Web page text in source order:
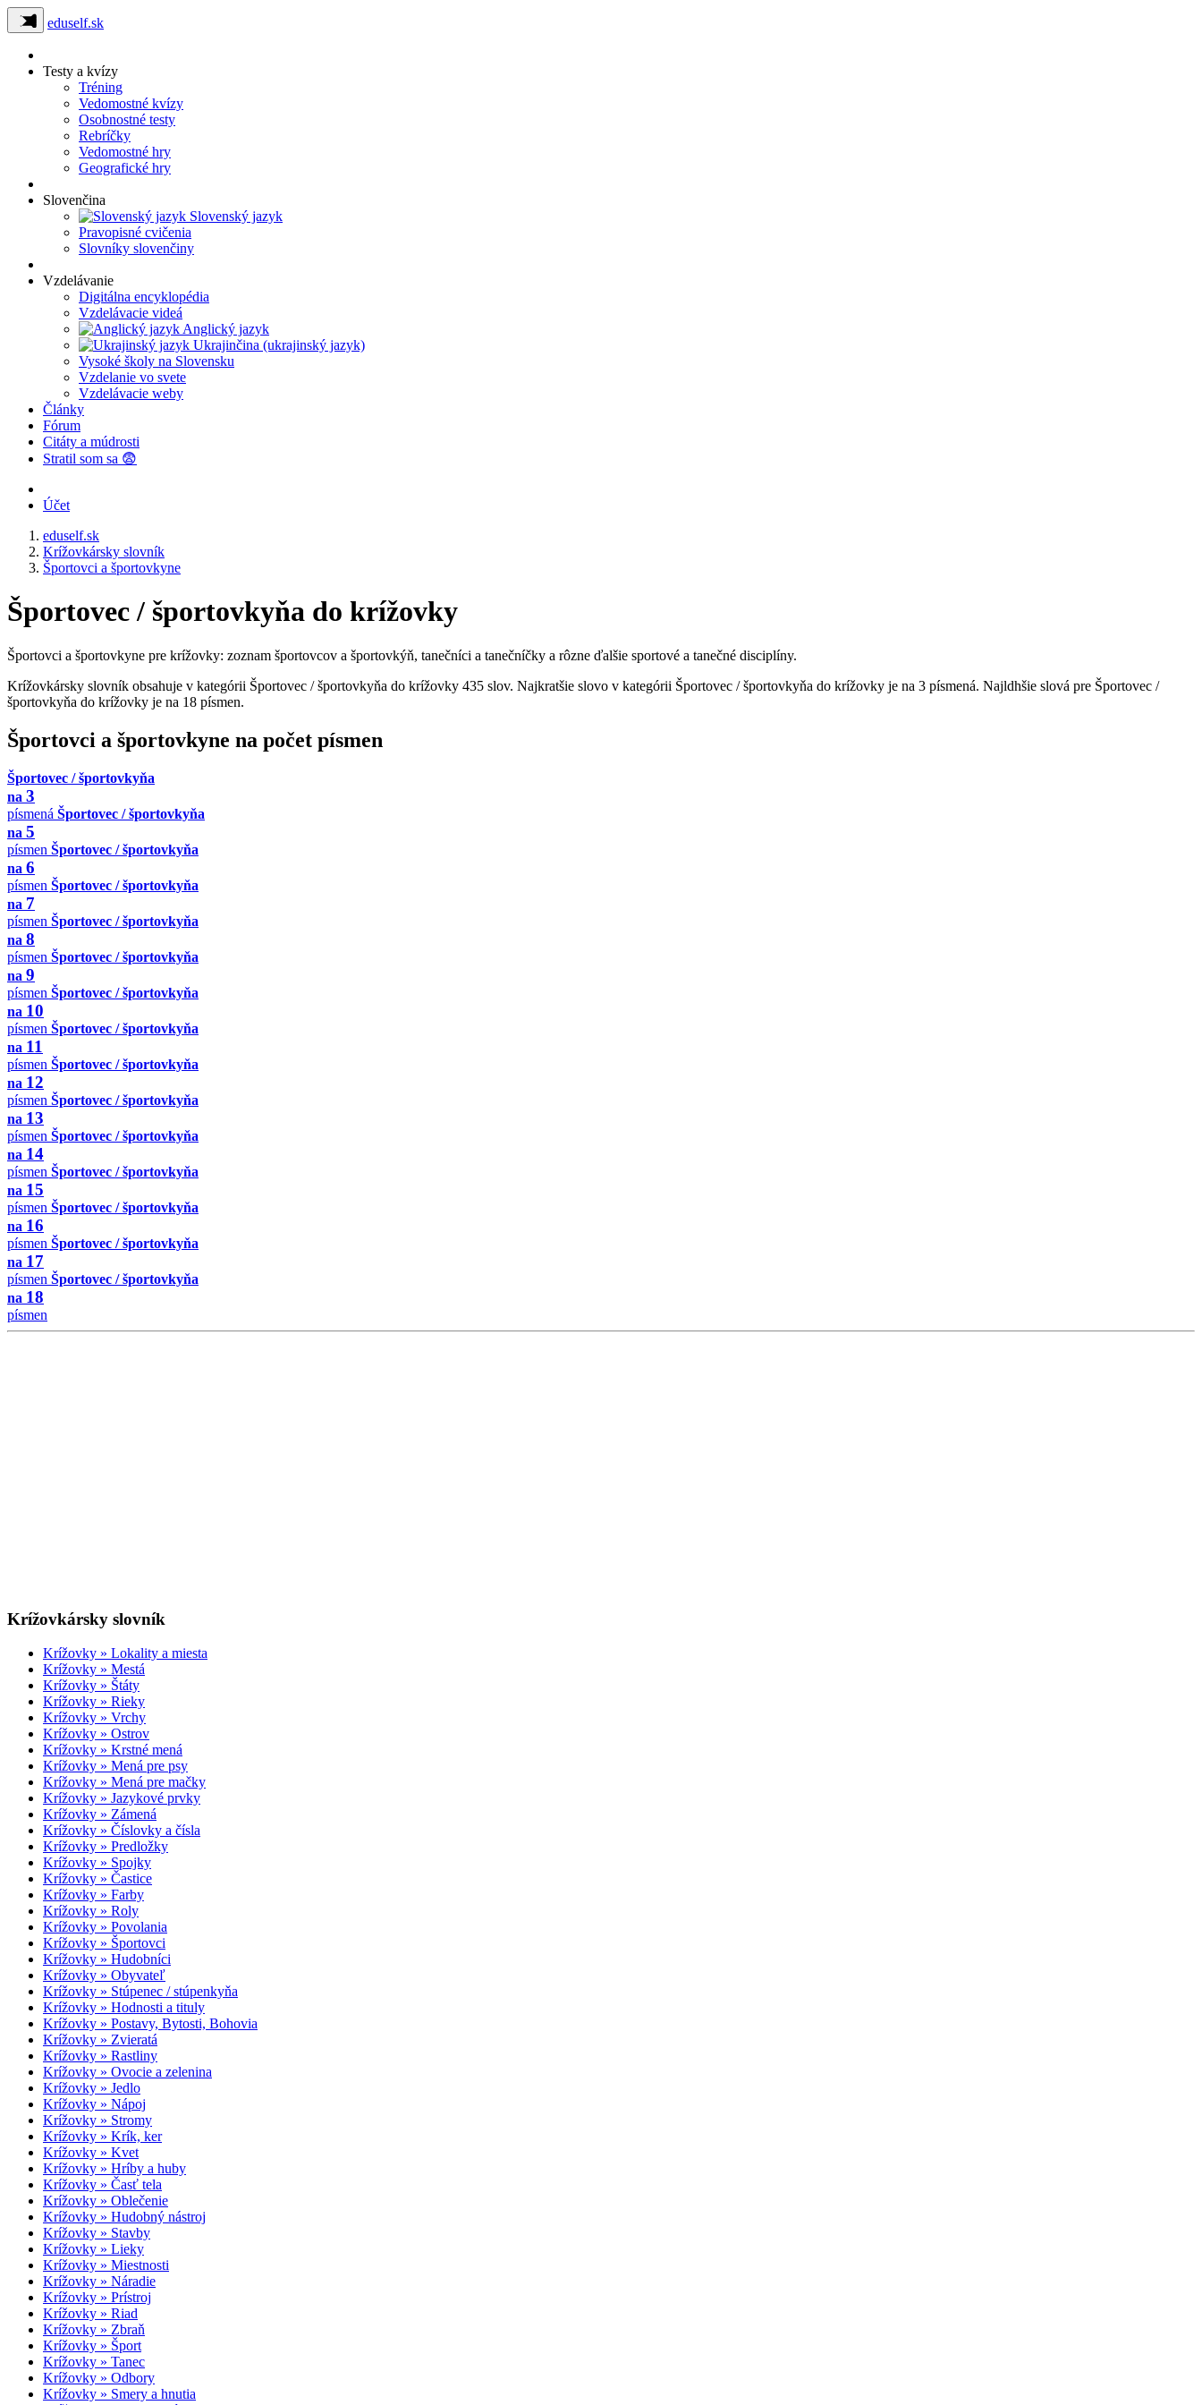
eduself.sk
Testy a kvízy
Tréning
Vedomostné kvízy
Osobnostné testy
Rebríčky
Vedomostné hry
Geografické hry
Slovenčina
Slovenský jazyk
Pravopisné cvičenia
Slovníky slovenčiny
Vzdelávanie
Digitálna encyklopédia
Vzdelávacie videá
Anglický jazyk
Ukrajinčina (ukrajinský jazyk)
Vysoké školy na Slovensku
Vzdelanie vo svete
Vzdelávacie weby
Články
Fórum
Citáty a múdrosti
Stratil som sa 😨
Účet
eduself.sk
Krížovkársky slovník
Športovci a športovkyne
Športovec / športovkyňa do krížovky
Športovci a športovkyne pre krížovky: zoznam športovcov a športovkýň, tanečníci a tanečníčky a rôzne ďalšie sportové a tanečné disciplíny.
Krížovkársky slovník obsahuje v kategórii Športovec / športovkyňa do krížovky 435 slov. Najkratšie slovo v kategórii Športovec / športovkyňa do krížovky je na 3 písmená. Najldhšie slová pre Športovec /
športovkyňa do krížovky je na 18 písmen.
Športovci a športovkyne na počet písmen
Športovec / športovkyňa
na 3
písmená Športovec / športovkyňa
na 5
písmen Športovec / športovkyňa
na 6
písmen Športovec / športovkyňa
na 7
písmen Športovec / športovkyňa
na 8
písmen Športovec / športovkyňa
na 9
písmen Športovec / športovkyňa
na 10
písmen Športovec / športovkyňa
na 11
písmen Športovec / športovkyňa
na 12
písmen Športovec / športovkyňa
na 13
písmen Športovec / športovkyňa
na 14
písmen Športovec / športovkyňa
na 15
písmen Športovec / športovkyňa
na 16
písmen Športovec / športovkyňa
na 17
písmen Športovec / športovkyňa
na 18
písmen
Krížovkársky slovník
Krížovky » Lokality a miesta
Krížovky » Mestá
Krížovky » Štáty
Krížovky » Rieky
Krížovky » Vrchy
Krížovky » Ostrov
Krížovky » Krstné mená
Krížovky » Mená pre psy
Krížovky » Mená pre mačky
Krížovky » Jazykové prvky
Krížovky » Zámená
Krížovky » Číslovky a čísla
Krížovky » Predložky
Krížovky » Spojky
Krížovky » Častice
Krížovky » Farby
Krížovky » Roly
Krížovky » Povolania
Krížovky » Športovci
Krížovky » Hudobníci
Krížovky » Obyvateľ
Krížovky » Stúpenec / stúpenkyňa
Krížovky » Hodnosti a tituly
Krížovky » Postavy, Bytosti, Bohovia
Krížovky » Zvieratá
Krížovky » Rastliny
Krížovky » Ovocie a zelenina
Krížovky » Jedlo
Krížovky » Nápoj
Krížovky » Stromy
Krížovky » Krík, ker
Krížovky » Kvet
Krížovky » Hríby a huby
Krížovky » Časť tela
Krížovky » Oblečenie
Krížovky » Hudobný nástroj
Krížovky » Stavby
Krížovky » Lieky
Krížovky » Miestnosti
Krížovky » Náradie
Krížovky » Prístroj
Krížovky » Riad
Krížovky » Zbraň
Krížovky » Šport
Krížovky » Tanec
Krížovky » Odbory
Krížovky » Smery a hnutia